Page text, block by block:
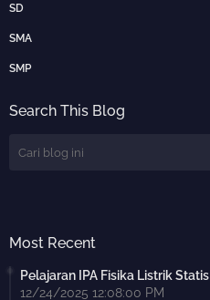
SD
SMA
SMP
Search This Blog
Most Recent
Pelajaran IPA Fisika Listrik Statis
12/24/2025 12:08:00 PM